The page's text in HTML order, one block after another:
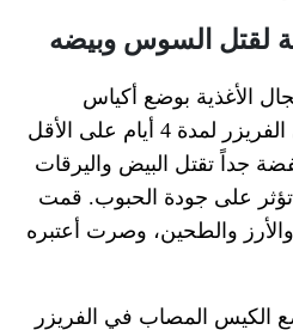
لقتل السوس وبيضه
الأغذية بوضع أكياس
الحبوب المشتراة حديثاً في الفريزر لمدة 4 أيام على الأقل
جداً تقتل البيض واليرقات
تؤثر على جودة الحبوب. قمت
والطحين، وصرت أعتبره
الكيس المصاب في الفريزر